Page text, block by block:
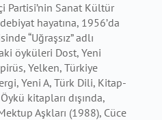
Partisi’nin Sanat Kültür
hayatına, 1956’da
“Uğraşsız” adlı
öyküleri Dost, Yeni
Yelken, Türkiye
Yeni A, Türk Dili, Kitap-
kitapları dışında,
Aşkları (1988), Cüce